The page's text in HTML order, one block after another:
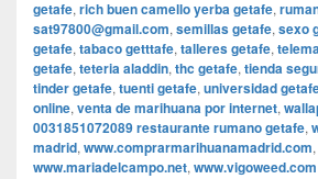
getafe, rich buen camello yerba getafe,
sat97800@gmail.com, semillas getafe, sexo
getafe, tabaco getttafe, talleres getafe,
getafe, teteria aladdin, thc getafe, tienda
tinder getafe, tuenti getafe, universidad
online, venta de marihuana por internet,
0031851072089 restaurante rumano getafe,
madrid, www.comprarmarihuanamadrid.com,
www.mariadelcampo.net, www.vigoweed.com